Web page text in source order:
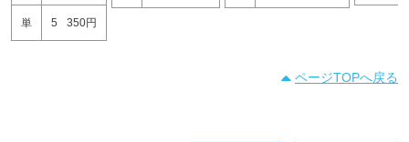
単 5 350円
ページTOPへ戻る